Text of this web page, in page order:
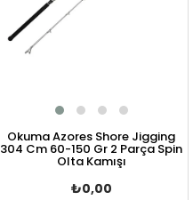
Okuma Azores Shore Jigging
304 Cm 60-150 Gr 2 Parça Spin
Olta Kamışı
₺0,00